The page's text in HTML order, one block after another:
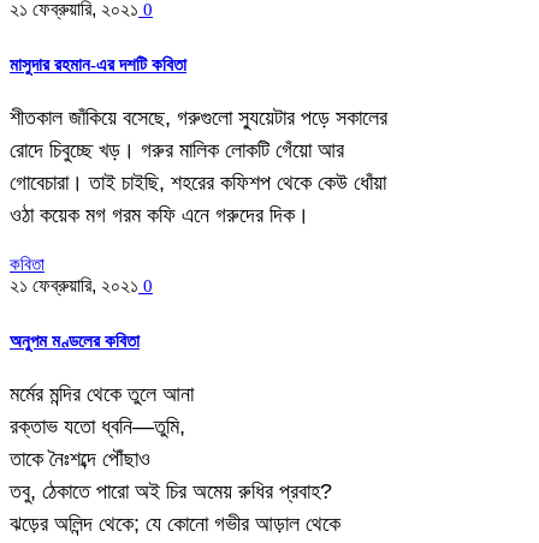
২১ ফেব্রুয়ারি, ২০২১ 0
মাসুদার রহমান-এর দশটি কবিতা
শীতকাল জাঁকিয়ে বসেছে, গরুগুলো স্যুয়েটার পড়ে সকালের
রোদে চিবুচ্ছে খড়। গরুর মালিক লোকটি গেঁয়ো আর
গোবেচারা। তাই চাইছি, শহরের কফিশপ থেকে কেউ ধোঁয়া
ওঠা কয়েক মগ গরম কফি এনে গরুদের দিক।
কবিতা
২১ ফেব্রুয়ারি, ২০২১ 0
অনুপম মণ্ডলের কবিতা
মর্মের মন্দির থেকে তুলে আনা
রক্তাভ যতো ধ্বনি—তুমি,
তাকে নৈঃশব্দে পৌঁছাও
তবু, ঠেকাতে পারো অই চির অমেয় রুধির প্রবাহ?
ঝড়ের অলিন্দ থেকে; যে কোনো গভীর আড়াল থেকে